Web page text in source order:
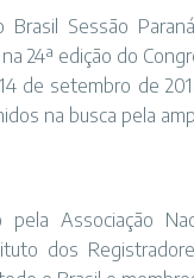
Brasil Sessão
24ª edição do
de setembro de
na busca pela
Associação
dos